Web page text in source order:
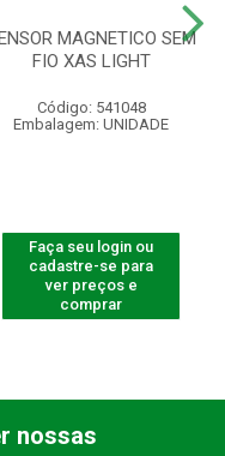
MAGNETICO SEM
FIO XAS LIGHT
Código: 541048
Embalagem: UNIDADE
Faça seu login ou
cadastre-se para
ver preços e
comprar
nossas